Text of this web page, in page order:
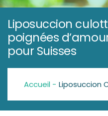
Liposuccion
poignées
pour Suisses
Accueil - Liposuccion